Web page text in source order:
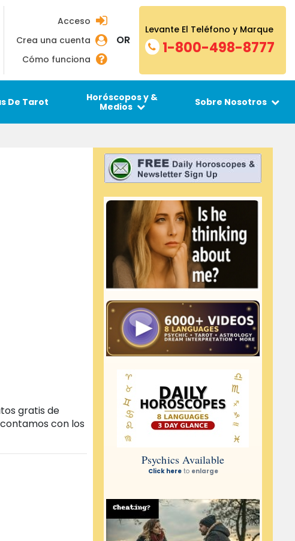
Acceso
Crea una cuenta
Cómo funciona
OR
Levante El Teléfono y Marque
1-800-498-8777
De Tarot
Horóscopos y &
Medios
Sobre Nosotros
gratis de
con los